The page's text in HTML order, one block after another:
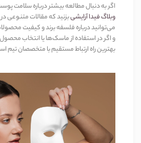
اگر به دنبال مطالعه بیشتر درباره سلامت
وبلاگ فیدا آرایشیبزنید که مقالات متنوعی
می‌توانید درباره فلسفه برند و کیفیت
و اگر در استفاده از ماسک‌ها یا انتخاب
بهترین راه ارتباط مستقیم با متخصصان تیم